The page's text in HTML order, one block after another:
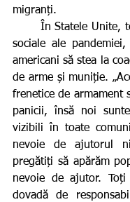
migranți.
sociale ale
americani să stea la
de arme și muniție.
frenetice de armament
panicii, însă noi
vizibili în toate
nevoie de ajutorul
pregătiți să apărăm
nevoie de ajutor.
dovadă de